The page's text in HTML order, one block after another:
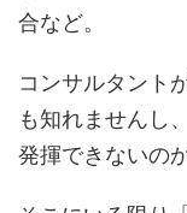
合など。
コンサルタント
も知れませんし
発揮できないの